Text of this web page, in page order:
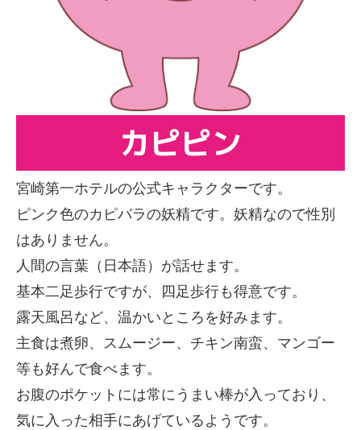
スタッフ募集
한국어 简体中文 繁體中文
カピピン
宮崎第一ホテルの公式キャラクターです。
ピンク色のカピバラの妖精です。妖精なので性別
はありません。
人間の言葉（日本語）が話せます。
基本二足歩行ですが、四足歩行も得意です。
露天風呂など、温かいところを好みます。
主食は煮卵、スムージー、チキン南蛮、マンゴー
等も好んで食べます。
お腹のポケットには常にうまい棒が入っており、
気に入った相手にあげているようです。